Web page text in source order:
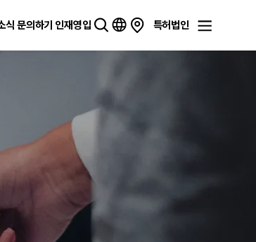
식 문의하기 인재영입 특허법인